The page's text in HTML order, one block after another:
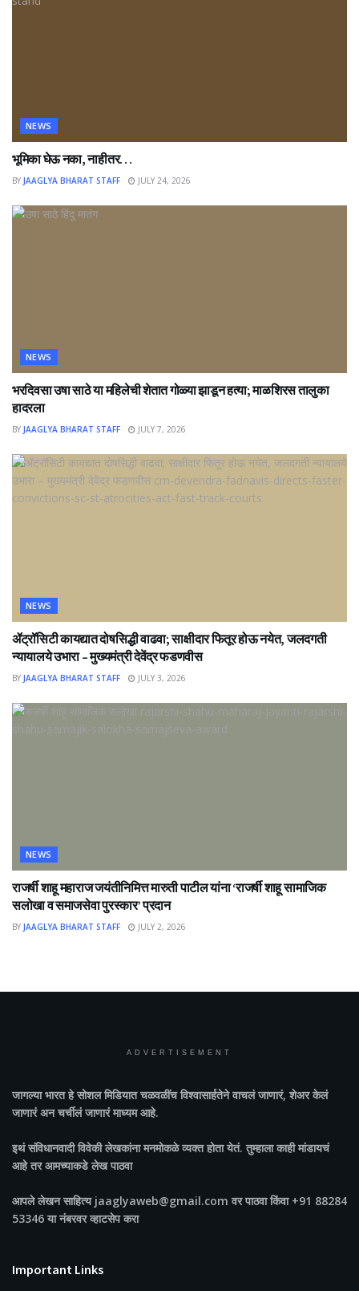
NEWS
भूमिका घेऊ नका, नाहीतर…
BY JAAGLYA BHARAT STAFF JULY 24, 2026
NEWS
भरदिवसा उषा साठे या महिलेची शेतात गोळ्या झाडून हत्या; माळशिरस तालुका
हादरला
BY JAAGLYA BHARAT STAFF JULY 7, 2026
NEWS
ॲट्रॉसिटी कायद्यात दोषसिद्धी वाढवा; साक्षीदार फितूर होऊ नयेत, जलदगती
न्यायालये उभारा – मुख्यमंत्री देवेंद्र फडणवीस
BY JAAGLYA BHARAT STAFF JULY 3, 2026
NEWS
राजर्षी शाहू महाराज जयंतीनिमित्त मारुती पाटील यांना ‘राजर्षी शाहू सामाजिक
सलोखा व समाजसेवा पुरस्कार’ प्रदान
BY JAAGLYA BHARAT STAFF JULY 2, 2026
ADVERTISEMENT
जागल्या भारतहे सोशल मिडियात चळवळींच विश्वासार्हतेने वाचलं जाणारं, शेअर केलं
जाणारं अन चर्चीलं जाणारं माध्यम आहे.
इथं संविधानवादी विवेकी लेखकांना मनमोकळे व्यक्त होता येतं. तुम्हाला काही मांडायचं
आहे तर आमच्याकडे लेख पाठवा
आपले लेखन साहित्य jaaglyaweb@gmail.com वर पाठवा किंवा +91 88284
53346 या नंबरवर व्हाटसेप करा
Important Links